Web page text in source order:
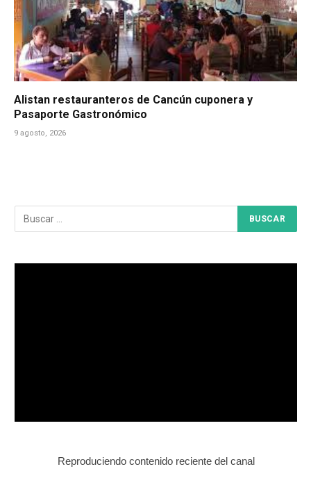
Alistan restauranteros de Cancún cuponera y
Pasaporte Gastronómico
9 agosto, 2026
Reproduciendo contenido reciente del canal